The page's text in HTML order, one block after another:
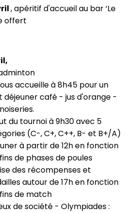
, apéritif d'accueil au bar ‘Le
offert
accueille à 8h45 pour un
déjeuner café - jus d'orange -
du tournoi à 9h30 avec 5
(C-, C+, C++, B- et B+/A)
à partir de 12h en fonction
de phases de poules
des récompenses et
autour de 17h en fonction
de match
de société - Olympiades :